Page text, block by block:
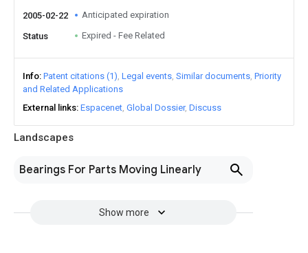
Landscapes
Bearings For Parts Moving Linearly
Show more
2005-02-22 Anticipated expiration
Status Expired - Fee Related
Info Patent citations (1) Legal events Similar documents Priority
and Related Applications
External links Espacenet Global Dossier Discuss